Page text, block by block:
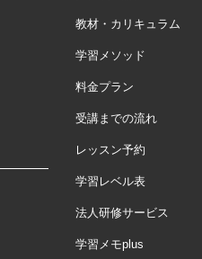
教材・カリキュラム
学習メソッド
料金プラン
受講までの流れ
レッスン予約
学習レベル表
法人研修サービス
学習メモplus